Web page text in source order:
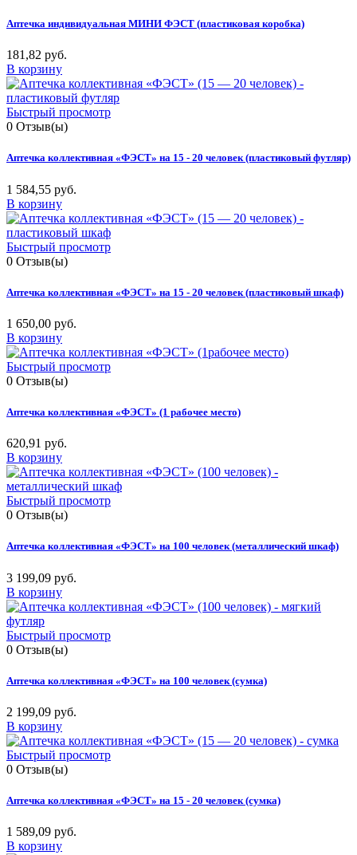
Аптечка индивидуальная МИНИ ФЭСТ (пластиковая коробка)
181,82 руб.
В корзину
Быстрый просмотр
0 Отзыв(ы)
Аптечка коллективная «ФЭСТ» на 15 - 20 человек (пластиковый футляр)
1 584,55 руб.
В корзину
Быстрый просмотр
0 Отзыв(ы)
Аптечка коллективная «ФЭСТ» на 15 - 20 человек (пластиковый шкаф)
1 650,00 руб.
В корзину
Быстрый просмотр
0 Отзыв(ы)
Аптечка коллективная «ФЭСТ» (1 рабочее место)
620,91 руб.
В корзину
Быстрый просмотр
0 Отзыв(ы)
Аптечка коллективная «ФЭСТ» на 100 человек (металлический шкаф)
3 199,09 руб.
В корзину
Быстрый просмотр
0 Отзыв(ы)
Аптечка коллективная «ФЭСТ» на 100 человек (сумка)
2 199,09 руб.
В корзину
Быстрый просмотр
0 Отзыв(ы)
Аптечка коллективная «ФЭСТ» на 15 - 20 человек (сумка)
1 589,09 руб.
В корзину